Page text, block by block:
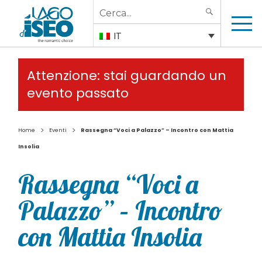
Search
for:
IT
Attenzione: stai guardando un
evento passato
Home > Eventi > Rassegna “Voci a Palazzo” – Incontro con Mattia
Insolia
Rassegna “Voci a
Palazzo” – Incontro
con Mattia Insolia